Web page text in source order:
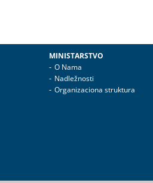
MINISTARSTVO
O Nama
Nadležnosti
Organizaciona struktura